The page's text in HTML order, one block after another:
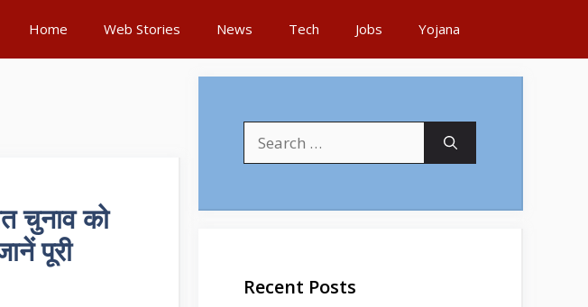
Home Web Stories News Tech Jobs Yojana
चुनाव को
पूरी
for:
Recent Posts